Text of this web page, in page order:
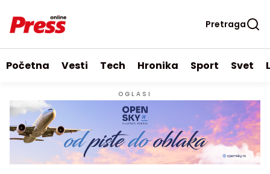
Pretraga
Početna Vesti Tech Hronika Sport Svet
OGLASI